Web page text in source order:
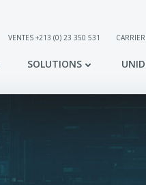
VENTES +213 (0) 23 350 531
SOLUTIONS